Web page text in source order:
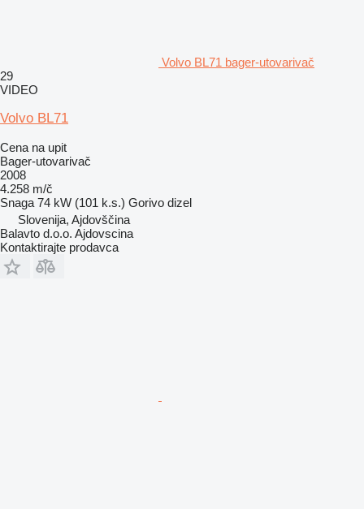
Volvo BL71 bager-utovarivač
29
VIDEO
Volvo BL71
Cena na upit
Bager-utovarivač
2008
4.258 m/č
Snaga 74 kW (101 k.s.) Gorivo dizel
Slovenija, Ajdovščina
Balavto d.o.o. Ajdovscina
Kontaktirajte prodavca